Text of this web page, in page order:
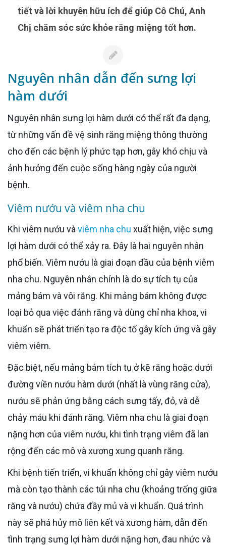
tiết và lời khuyên hữu ích để giúp Cô Chú, Anh
Chị chăm sóc sức khỏe răng miệng tốt hơn.
Nguyên nhân dẫn đến sưng lợi
hàm dưới
Nguyên nhân sưng lợi hàm dưới có thể rất đa dạng,
từ những vấn đề vệ sinh răng miệng thông thường
cho đến các bệnh lý phức tạp hơn, gây khó chịu và
ảnh hưởng đến cuộc sống hàng ngày của người
bệnh.
Viêm nướu và viêm nha chu
Khi viêm nướu và viêm nha chu xuất hiện, việc sưng
lợi hàm dưới có thể xảy ra. Đây là hai nguyên nhân
phổ biến. Viêm nướu là giai đoạn đầu của bệnh viêm
nha chu. Nguyên nhân chính là do sự tích tụ của
mảng bám và vôi răng. Khi mảng bám không được
loại bỏ qua việc đánh răng và dùng chỉ nha khoa, vi
khuẩn sẽ phát triển tạo ra độc tố gây kích ứng và gây
viêm viêm.
Đặc biệt, nếu mảng bám tích tụ ở kẽ răng hoặc dưới
đường viền nướu hàm dưới (nhất là vùng răng cửa),
nướu sẽ phản ứng bằng cách sưng tấy, đỏ, và dễ
chảy máu khi đánh răng. Viêm nha chu là giai đoạn
nặng hơn của viêm nướu, khi tình trạng viêm đã lan
rộng đến các mô và xương xung quanh răng.
Khi bệnh tiến triển, vi khuẩn không chỉ gây viêm nướu
mà còn tạo thành các túi nha chu (khoảng trống giữa
răng và nướu) chứa đầy mủ và vi khuẩn. Quá trình
này sẽ phá hủy mô liên kết và xương hàm, dẫn đến
tình trạng sưng lợi hàm dưới nặng hơn, đau nhức và